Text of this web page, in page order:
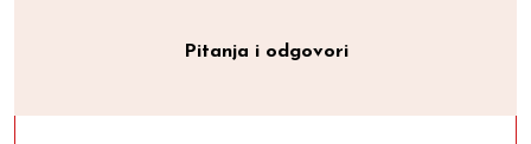
Pitanja i odgovori